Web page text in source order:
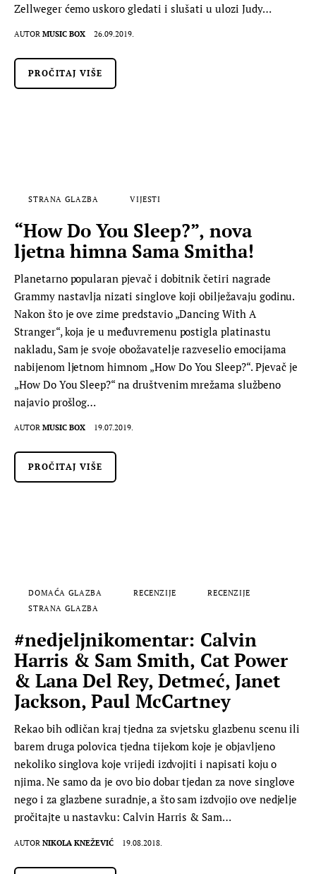
Zellweger ćemo uskoro gledati i slušati u ulozi Judy…
AUTOR MUSIC BOX 26.09.2019.
PROČITAJ VIŠE
STRANA GLAZBA VIJESTI
“How Do You Sleep?”, nova
ljetna himna Sama Smitha!
Planetarno popularan pjevač i dobitnik četiri nagrade
Grammy nastavlja nizati singlove koji obilježavaju godinu.
Nakon što je ove zime predstavio „Dancing With A
Stranger“, koja je u međuvremenu postigla platinastu
nakladu, Sam je svoje obožavatelje razveselio emocijama
nabijenom ljetnom himnom „How Do You Sleep?“. Pjevač je
„How Do You Sleep?“ na društvenim mrežama službeno
najavio prošlog…
AUTOR MUSIC BOX 19.07.2019.
PROČITAJ VIŠE
DOMAĆA GLAZBA RECENZIJE
RECENZIJE
STRANA GLAZBA
#nedjeljnikomentar: Calvin
Harris & Sam Smith, Cat Power
& Lana Del Rey, Detmeć, Janet
Jackson, Paul McCartney
Rekao bih odličan kraj tjedna za svjetsku glazbenu scenu ili
barem druga polovica tjedna tijekom koje je objavljeno
nekoliko singlova koje vrijedi izdvojiti i napisati koju o
njima. Ne samo da je ovo bio dobar tjedan za nove singlove
nego i za glazbene suradnje, a što sam izdvojio ove nedjelje
pročitajte u nastavku: Calvin Harris & Sam…
AUTOR NIKOLA KNEŽEVIĆ 19.08.2018.